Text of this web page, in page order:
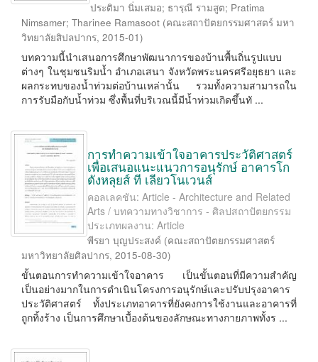
ประติมา นิ่มเสมอ; ธารฺณี รามสูต; Pratima
Nimsamer; Tharinee Ramasoot (คณะสถาปัตยกรรมศาสตร์ มหา
วิทยาลัยสิปลปากร, 2015-01)
บทความนี้นำเสนอการศึกษาพัฒนาการของบ้านพื้นถิ่นรูปแบบ
ต่างๆ ในชุมชนริมน้ำ อำเภอเสนา จังหวัดพระนครศรีอยุธยา และ
ผลกระทบของน้ำท่วมต่อบ้านเหล่านั้น รวมทั้งความสามารถใน
การรับมือกับน้ำท่วม ซึ่งพื้นที่บริเวณนี้มีน้ำท่วมเกิดขึ้นทั ...
การทำความเข้าใจอาคารประวัติศาสตร์
เพื่อเสนอแนะแนวการอนุรักษ์ อาคารโก
ดังหลุยส์ ที เลียวโนเวนส์
คอลเลคชัน: Article - Architecture and Related
Arts / บทความทางวิชาการ - ศิลปสถาปัตยกรรม
ประเภทผลงาน: Article
พีรยา บุญประสงค์ (คณะสถาปัตยกรรมศาสตร์
มหาวิทยาลัยศิลปากร, 2015-08-30)
ขั้นตอนการทำความเข้าใจอาคาร เป็นขั้นตอนที่มีความสำคัญ
เป็นอย่างมากในการดำเนินโครงการอนุรักษ์และปรับปรุงอาคาร
ประวัติศาสตร์ ทั้งประเภทอาคารที่ยังคงการใช้งานและอาคารที่
ถูกทิ้งร้าง เป็นการศึกษาเบื้องต้นของลักษณะทางกายภาพทั้งร ...